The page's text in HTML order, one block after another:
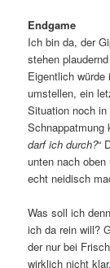
Endgame
Ich bin da, der
stehen
Eigentlich
umstellen, ein
Situation noch
Schnappatmung
darf ich durch?“
unten nach
echt neidisch
Was soll ich
ich da rein will?
der nur bei
wirklich nicht